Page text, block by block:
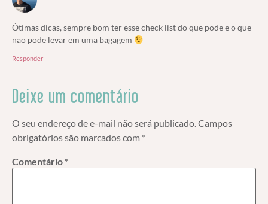
Ótimas dicas, sempre bom ter esse check list do que pode e o que
nao pode levar em uma bagagem
Responder
Deixe um comentário
O seu endereço de e-mail não será publicado. Campos
obrigatórios são marcados com *
Comentário*